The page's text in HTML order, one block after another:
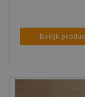
Bekijk